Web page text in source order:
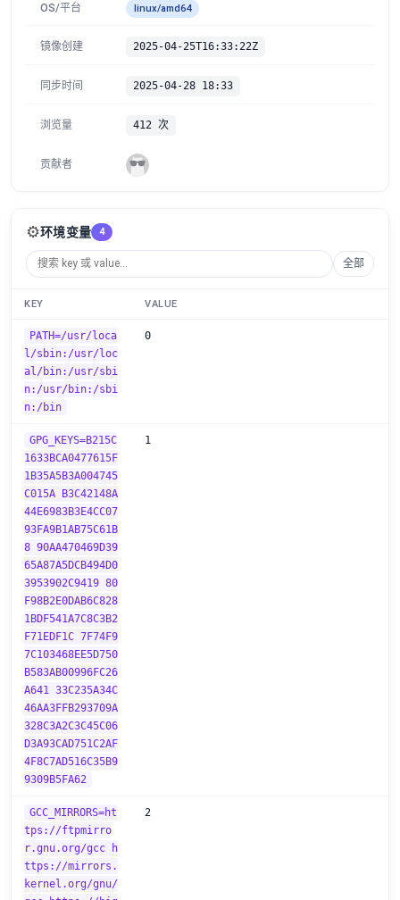
OS/平台 linux/amd64
镜像创建 2025-04-25T16:33:22Z
同步时间 2025-04-28 18:33
浏览量 412 次
贡献者
⚙️环境变量 4
全部
KEY VALUE
PATH=/usr/loca
l/sbin:/usr/loc
al/bin:/usr/sbi
n:/usr/bin:/sbi
n:/bin
0
GPG_KEYS=B215C
1633BCA0477615F
1B35A5B3A004745
C015A B3C42148A
44E6983B3E4CC07
93FA9B1AB75C61B
8 90AA470469D39
65A87A5DCB494D0
3953902C9419 80
F98B2E0DAB6C828
1BDF541A7C8C3B2
F71EDF1C 7F74F9
7C103468EE5D750
B583AB00996FC26
A641 33C235A34C
46AA3FFB293709A
328C3A2C3C45C06
D3A93CAD751C2AF
4F8C7AD516C35B9
9309B5FA62
1
GCC_MIRRORS=ht
tps://ftpmirro
r.gnu.org/gcc h
ttps://mirrors.
kernel.org/gnu/
2